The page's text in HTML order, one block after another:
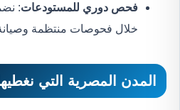
فحص دوري للمستودعات:
خلال فحوصات منتظمة
المدن المصرية التي